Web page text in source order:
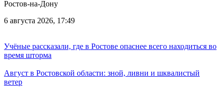
Ростов-на-Дону
6 августа 2026, 17:49
Учёные рассказали, где в Ростове опаснее всего находиться во
время шторма
Август в Ростовской области: зной, ливни и шквалистый
ветер